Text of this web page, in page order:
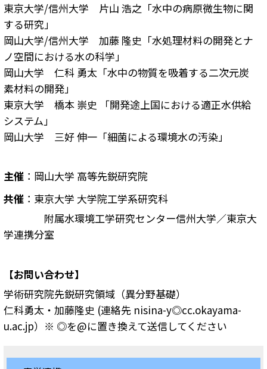
東京大学/信州大学 片山 浩之「水中の病原微生物に関
する研究」
岡山大学/信州大学 加藤 隆史「水処理材料の開発とナ
ノ空間における水の科学」
岡山大学 仁科 勇太「水中の物質を吸着する二次元炭
素材料の開発」
東京大学 橋本 崇史 「開発途上国における適正水供給
システム」
岡山大学 三好 伸一「細菌による環境水の汚染」
主催：岡山大学 高等先鋭研究院
共催：東京大学 大学院工学系研究科
附属水環境工学研究センター信州大学／東京大
学連携分室
【お問い合わせ】
学術研究院先鋭研究領域（異分野基礎）
仁科勇太・加藤隆史 (連絡先 nisina-y◎cc.okayama-
u.ac.jp）※ ◎を@に置き換えて送信してください